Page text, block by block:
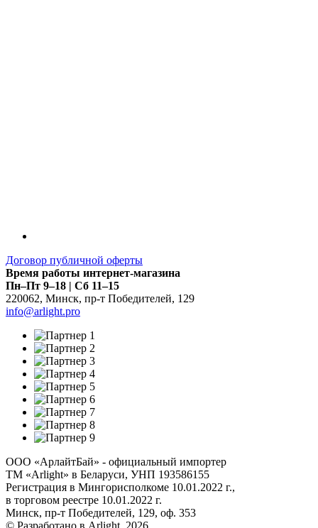
Договор публичной оферты
Время работы интернет-магазина
Пн–Пт 9–18 | Сб 11–15
220062, Минск, пр-т Победителей, 129
info@arlight.pro
ООО «АрлайтБай» - официальный импортер
ТМ «Arlight» в Беларуси, УНП 193586155
Регистрация в Мингорисполкоме 10.01.2022 г.,
в торговом реестре 10.01.2022 г.
Минск, пр-т Победителей, 129, оф. 353
© Разработано в Arlight, 2026